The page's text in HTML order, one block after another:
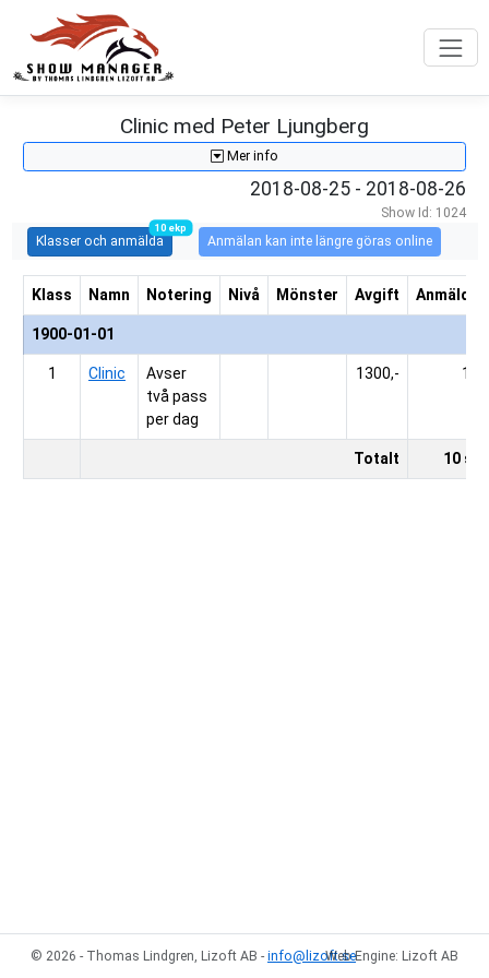
Clinic med Peter Ljungberg
Mer info
2018-08-25 - 2018-08-26
Show Id: 1024
Klasser och anmälda
10 ekp
Anmälan kan inte längre göras online
Klass Namn Notering Nivå Mönster Avgift Anmälda
1900-01-01
1 Clinic
Avser
två pass
per dag
1300,- 10
Totalt 10 st
© 2026 - Thomas Lindgren, Lizoft AB - info@lizoft.seWeb Engine: Lizoft AB